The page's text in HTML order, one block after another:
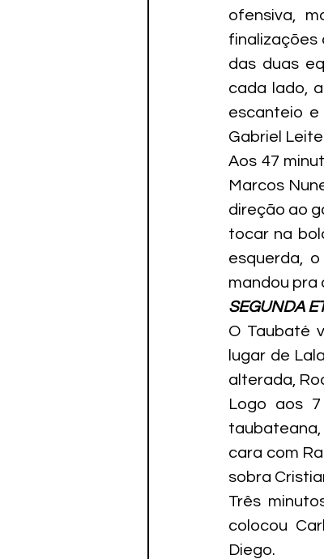
ofensiva,
finalizações
das duas
cada lado,
escanteio e
Gabriel
Aos 47
Marcos
direção ao
tocar na
esquerda,
mandou pra
SEGUNDA
O Taubaté
lugar de
alterada,
Logo aos
cara com
sobra
Três
colocou
Diego.